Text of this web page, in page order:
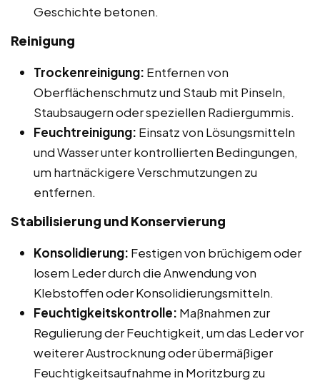
Geschichte betonen.
Reinigung
Trockenreinigung: Entfernen von
Oberflächenschmutz und Staub mit Pinseln,
Staubsaugern oder speziellen Radiergummis.
Feuchtreinigung: Einsatz von Lösungsmitteln
und Wasser unter kontrollierten Bedingungen,
um hartnäckigere Verschmutzungen zu
entfernen.
Stabilisierung und Konservierung
Konsolidierung: Festigen von brüchigem oder
losem Leder durch die Anwendung von
Klebstoffen oder Konsolidierungsmitteln.
Feuchtigkeitskontrolle: Maßnahmen zur
Regulierung der Feuchtigkeit, um das Leder vor
weiterer Austrocknung oder übermäßiger
Feuchtigkeitsaufnahme in Moritzburg zu